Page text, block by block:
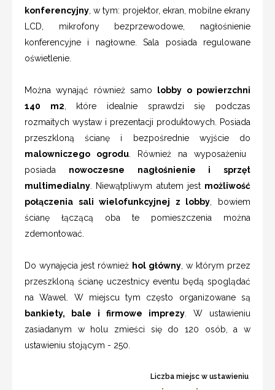
konferencyjny , w tym: projektor, ekran, mobilne ekrany
LCD, mikrofony bezprzewodowe, nagłośnienie
konferencyjne i nagłowne. Sala posiada regulowane
oświetlenie.
Można wynająć również samo
lobby o powierzchni
140 m2 , które idealnie sprawdzi się podczas
rozmaitych wystaw i prezentacji produktowych. Posiada
przeszkloną ścianę i bezpośrednie wyjście do
malowniczego ogrodu . Również na wyposażeniu
posiada nowoczesne nagłośnienie i sprzęt
multimedialny . Niewątpliwym atutem jest możliwość
połączenia sali wielofunkcyjnej z lobby , bowiem
ścianę łączącą oba te pomieszczenia można
zdemontować.
Do wynajęcia jest również hol główny, w którym przez
przeszkloną ścianę uczestnicy eventu będą spoglądać
na Wawel. W miejscu tym często organizowane są
bankiety, bale i firmowe imprezy . W ustawieniu
zasiadanym w holu zmieści się do 120 osób, a w
ustawieniu stojącym - 250.
Liczba miejsc w ustawieniu